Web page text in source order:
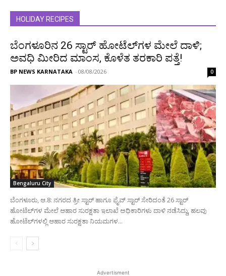
HOLIDAY RECIPES
ಬೆಂಗಳೂರಿನ 26 ಸ್ಟಾರ್‌ ಹೋಟೆಲ್‌ಗಳ ಮೇಲೆ ದಾಳಿ;
ಅವಧಿ ಮೀರಿದ ಮಾಂಸ, ಕೊಳೆತ ತರಕಾರಿ ಪತ್ತೆ!
BP NEWS KARNATAKA - 08/08/2026 0
Bengaluru City
ಬೆಂಗಳೂರು, ಆ.8: ನಗರದ ತ್ರೀ ಸ್ಟಾರ್‌ ಹಾಗೂ ಫೈವ್‌ ಸ್ಟಾರ್‌ ಸೇರಿದಂತೆ 26 ಸ್ಟಾರ್‌
ಹೋಟೆಲ್‌ಗಳ ಮೇಲೆ ಆಹಾರ ಸುರಕ್ಷತಾ ಇಲಾಖೆ ಅಧಿಕಾರಿಗಳು ದಾಳಿ ನಡೆಸಿದ್ದು, ಹಲವು
ಹೋಟೆಲ್‌ಗಳಲ್ಲಿ ಆಹಾರ ಸುರಕ್ಷತಾ ನಿಯಮಗಳ...
Advertisment